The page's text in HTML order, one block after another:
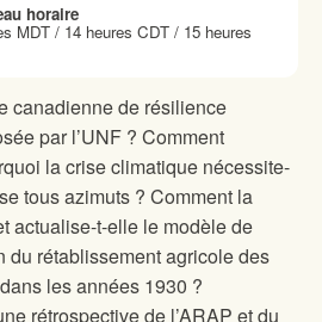
horaire
MDT / 14 heures CDT / 15 heures
canadienne de résilience
par l’UNF ? Comment
la crise climatique nécessite-
tous azimuts ? Comment la
actualise-t-elle le modèle de
du rétablissement agricole des
les années 1930 ?
rétrospective de l’ARAP et du